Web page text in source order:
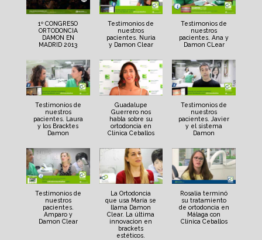
1º CONGRESO
ORTODONCIA
DAMON EN
MADRID 2013
Testimonios de
nuestros
pacientes. Nuria
y Damon Clear
Testimonios de
nuestros
pacientes. Ana y
Damon CLear
Testimonios de
nuestros
pacientes. Laura
y los Bracktes
Damon
Guadalupe
Guerrero nos
habla sobre su
ortodoncia en
Clínica Ceballos
Testimonios de
nuestros
pacientes. Javier
y el sistema
Damon
Testimonios de
nuestros
pacientes.
Amparo y
Damon Clear
La Ortodoncia
que usa María se
llama Damon
Clear. La última
innovacion en
brackets
estéticos.
Rosalia terminó
su tratamiento
de ortodoncia en
Málaga con
Clínica Ceballos